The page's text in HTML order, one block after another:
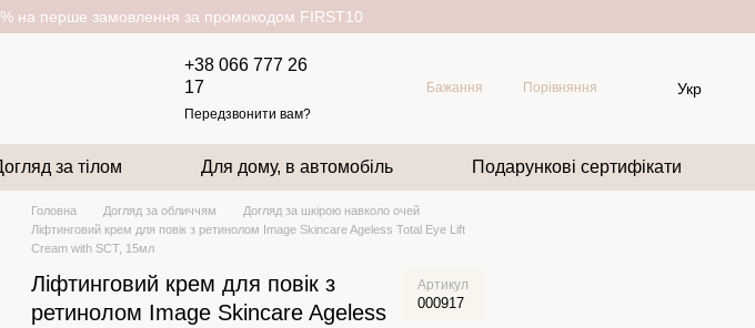
на перше замовлення за промокодом FIRST10
+38 066 777 26
17
Передзвонити вам?
Бажання Порівняння Укр
за тілом Для дому, в автомобіль Подарункові сертифікати
Головна Догляд за обличчям
Догляд за шкірою навколо очей
Ліфтинговий крем для повік з ретинолом Image Skincare Ageless Total Eye Lift
Cream with SCT, 15мл
Ліфтинговий крем для повік з
ретинолом Image Skincare Ageless
Артикул
000917